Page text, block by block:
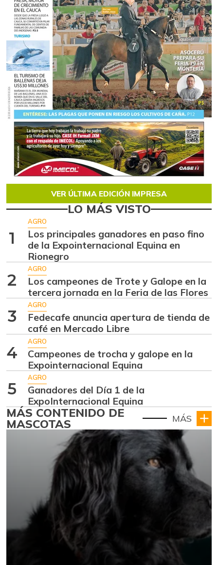
VER ÚLTIMA EDICIÓN IMPRESA
LO MÁS VISTO
1
AGRO
Los principales ganadores en paso fino
de la Expointernacional Equina en
Rionegro
2
AGRO
Los campeones de Trote y Galope en la
tercera jornada en la Feria de las Flores
3
AGRO
Fedecafe anuncia apertura de tienda de
café en Mercado Libre
4
AGRO
Campeones de trocha y galope en la
Expointernacional Equina
5
AGRO
Ganadores del Día 1 de la
ExpoInternacional Equina
MÁS CONTENIDO DE
MASCOTAS MÁS